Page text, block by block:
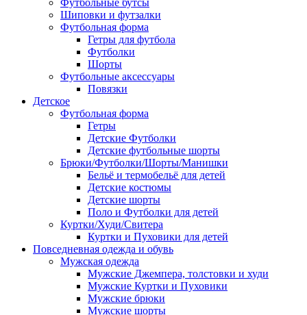
Шиповки и футзалки
Футбольная форма
Гетры для футбола
Футболки
Шорты
Футбольные аксессуары
Повязки
Детское
Футбольная форма
Гетры
Детские Футболки
Детские футбольные шорты
Брюки/Футболки/Шорты/Манишки
Бельё и термобельё для детей
Детские костюмы
Детские шорты
Поло и Футболки для детей
Куртки/Худи/Свитера
Куртки и Пуховики для детей
Повседневная одежда и обувь
Мужская одежда
Мужские Джемпера, толстовки и худи
Мужские Куртки и Пуховики
Мужские брюки
Мужские шорты